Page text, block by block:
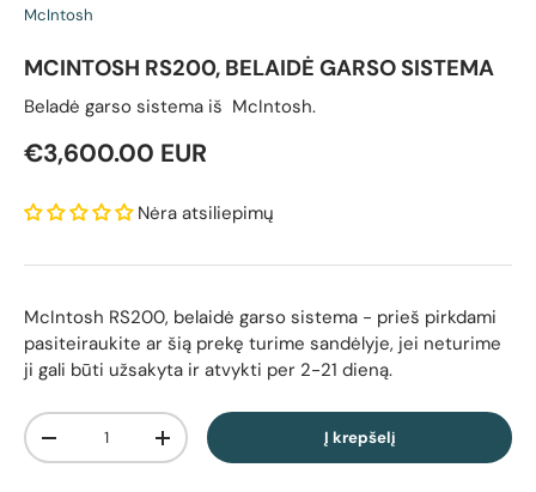
McIntosh
MCINTOSH RS200, BELAIDĖ GARSO SISTEMA
Beladė garso sistema iš McIntosh.
Reguliari kaina
€3,600.00 EUR
Nėra atsiliepimų
McIntosh RS200, belaidė garso sistema - prieš pirkdami
pasiteiraukite ar šią prekę turime sandėlyje, jei neturime
ji gali būti užsakyta ir atvykti per 2-21 dieną.
Kiekis
Sumažinti kiekįPadidinti kiekį Į krepšelį